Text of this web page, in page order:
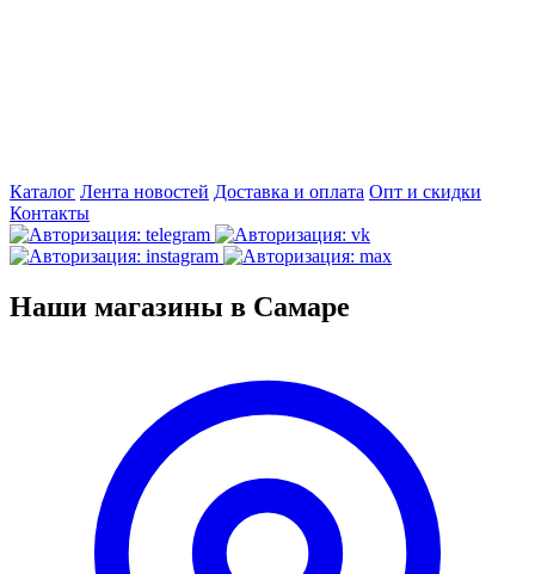
Каталог Лента новостей Доставка и оплата Опт и скидки
Контакты
Наши магазины в Самаре